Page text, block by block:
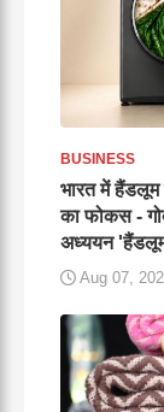
BUSINESS
भारत में हैंडलूम
का फोकस -
अध्ययन
Aug 07,